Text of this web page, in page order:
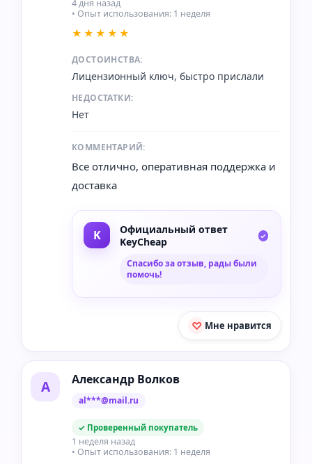
4 дня назад
• Опыт использования: 1 неделя
★★★★★
ДОСТОИНСТВА:
Лицензионный ключ, быстро прислали
НЕДОСТАТКИ:
Нет
КОММЕНТАРИЙ:
Все отлично, оперативная поддержка и
доставка
Официальный ответ
KeyCheap
Спасибо за отзыв, рады были
помочь!
Мне нравится
А Александр Волков
al***@mail.ru
✓ Проверенный покупатель
1 неделя назад
• Опыт использования: 1 неделя